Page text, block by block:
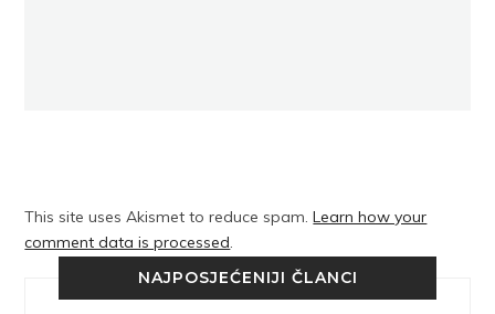
This site uses Akismet to reduce spam.Learn how your
comment data is processed.
NAJPOSJEĆENIJI ČLANCI